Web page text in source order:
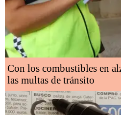
Con los combustibles en
las multas de tránsito